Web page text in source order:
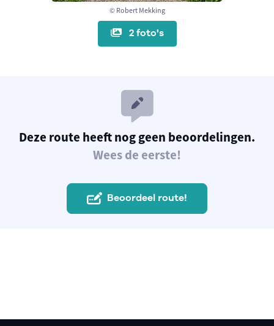
© Robert Mekking
2 foto's
Deze route heeft nog geen beoordelingen.
Wees de eerste!
Beoordeel route!